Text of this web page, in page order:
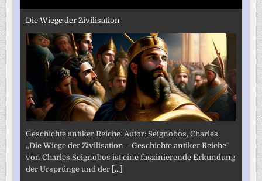
Die Wiege der Zivilisation
Geschichte antiker Reiche. Autor: Seignobos, Charles.
„Die Wiege der Zivilisation – Geschichte antiker Reiche“
von Charles Seignobos ist eine faszinierende Erkundung
der Ursprünge und der [...]